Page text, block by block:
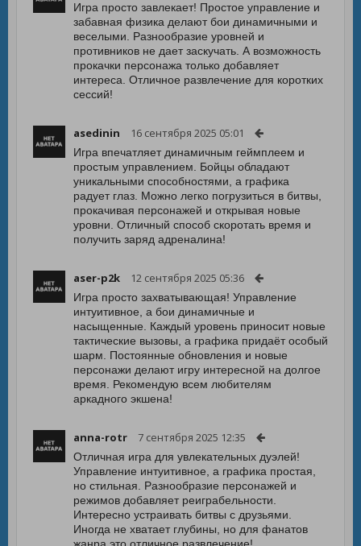
Игра просто завлекает! Простое управление и
забавная физика делают бои динамичными и
веселыми. Разнообразие уровней и
противников не дает заскучать. А возможность
прокачки персонажа только добавляет
интереса. Отличное развлечение для коротких
сессий!
asedinin 16 сентября 2025 05:01
Игра впечатляет динамичным геймплеем и
простым управлением. Бойцы обладают
уникальными способностями, а графика
радует глаз. Можно легко погрузиться в битвы,
прокачивая персонажей и открывая новые
уровни. Отличный способ скоротать время и
получить заряд адреналина!
aser-p2k 12 сентября 2025 05:36
Игра просто захватывающая! Управление
интуитивное, а бои динамичные и
насыщенные. Каждый уровень приносит новые
тактические вызовы, а графика придаёт особый
шарм. Постоянные обновления и новые
персонажи делают игру интересной на долгое
время. Рекомендую всем любителям
аркадного экшена!
anna-rotr 7 сентября 2025 12:35
Отличная игра для увлекательных дуэлей!
Управление интуитивное, а графика простая,
но стильная. Разнообразие персонажей и
режимов добавляет реиграбельности.
Интересно устраивать битвы с друзьями.
Иногда не хватает глубины, но для фанатов